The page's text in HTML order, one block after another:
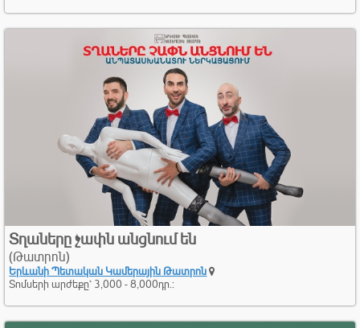
Տղաները չափն անցնում են
(Թատրոն)
Երևանի Պետական Կամերային Թատրոն
Տոմսերի արժեքը՝ 3,000 - 8,000դր.: